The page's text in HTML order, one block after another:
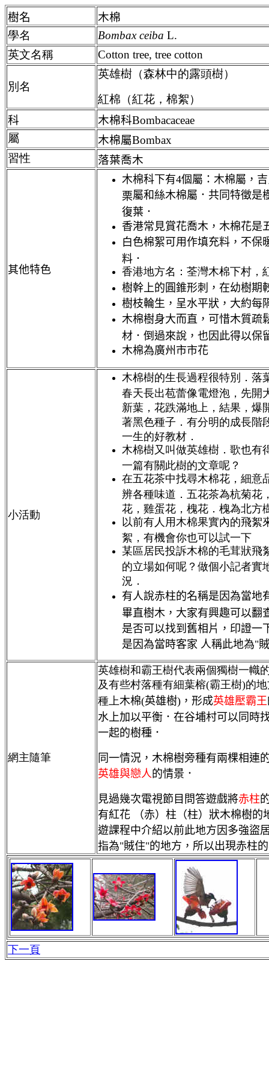
樹名
木棉
學名
Bombax ceiba L.
英文名稱
Cotton tree, tree cotton
別名
英雄樹（森林中的露頭樹）
紅棉（紅花，棉絮）
科
木棉科Bombacaceae
屬
木棉屬Bombax
習性
落葉喬木
其他特色
木棉科下有4個屬：木棉屬，
栗屬和絲木棉屬．共同特徵是
復葉．
香港常見賞花喬木，木棉花是
白色棉絮可用作填充料，不保
料．
香港地方名：荃灣木棉下村，
樹幹上的圓錐形刺，在幼樹期
樹枝輪生，呈水平狀，大約每
木棉樹身大而直，可惜木質疏
材．倒過來說，也因此得以保
木棉為廣州市市花
小活動
木棉樹的生長過程很特別．落
春天長出苞蕾像電燈泡，先開
新葉，花跌滿地上，結果，爆
著黑色種子．有分明的成長階
一生的好教材．
木棉樹又叫做英雄樹．歌也有
一篇有關此樹的文章呢？
在五花茶中找尋木棉花，細意
辨各種味道．五花茶為杭菊花
花，雞蛋花，槐花．槐為北方
以前有人用木棉果實內的飛絮
絮，有機會你也可以試一下
某區居民投訴木棉的毛茸狀飛
的立場如何呢？做個小記者實
況．
有人說赤柱的名稱是因為當地
畢直樹木，大家有興趣可以翻
是否可以找到舊相片，印證一
是因為當時客家 人稱此地為"
網主隨筆
英雄樹和霸王樹代表兩個獨樹一幟
及有些村落種有細葉榕(霸王樹)的
種上木棉(英雄樹)，形成英雄壓霸王
水上加以平衡． 在谷埔村可以同時
一起的樹種．
同一情況，木棉樹旁種有兩棵相連
英雄與戀人的情景．
見過幾次電視節目問答遊戲將赤柱
有紅花 （赤）柱（柱）狀木棉樹的
遊課程中介紹以前此地方因多強盜
指為"賊住"的地方，所以出現赤柱
下一頁